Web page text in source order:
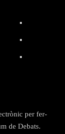
per fer-
de Debats.